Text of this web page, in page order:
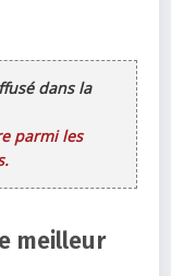
dans la
parmi les
meilleur